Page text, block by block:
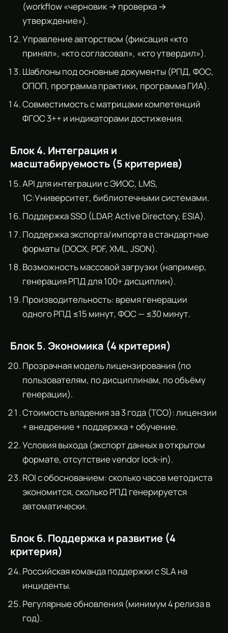
(workflow «черновик → проверка →
утверждение»).
Управление авторством (фиксация «кто
принял», «кто согласовал», «кто утвердил»).
Шаблоны под основные документы (РПД, ФОС,
ОПОП, программа практики, программа ГИА).
Совместимость с матрицами компетенций
ФГОС 3++ и индикаторами достижения.
Блок 4. Интеграция и
масштабируемость (5 критериев)
API для интеграции с ЭИОС, LMS,
1С:Университет, библиотечными системами.
Поддержка SSO (LDAP, Active Directory, ESIA).
Поддержка экспорта/импорта в стандартные
форматы (DOCX, PDF, XML, JSON).
Возможность массовой загрузки (например,
генерация РПД для 100+ дисциплин).
Производительность: время генерации
одного РПД ≤15 минут, ФОС — ≤30 минут.
Блок 5. Экономика (4 критерия)
Прозрачная модель лицензирования (по
пользователям, по дисциплинам, по объёму
генерации).
Стоимость владения за 3 года (TCO): лицензии
+ внедрение + поддержка + обучение.
Условия выхода (экспорт данных в открытом
формате, отсутствие vendor lock-in).
ROI с обоснованием: сколько часов методиста
экономится, сколько РПД генерируется
автоматически.
Блок 6. Поддержка и развитие (4
критерия)
Российская команда поддержки с SLA на
инциденты.
Регулярные обновления (минимум 4 релиза в
год).